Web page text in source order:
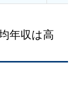
年収は高